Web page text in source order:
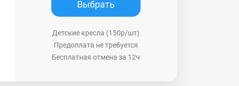
Выбрать
Детские кресла (150р/шт)
Предоплата не требуется
Бесплатная отмена за 12ч